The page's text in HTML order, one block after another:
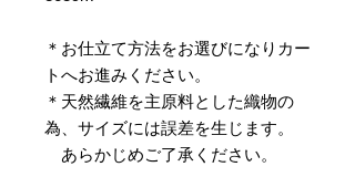
＊お仕立て方法をお選びになりカー
トへお進みください。
＊天然繊維を主原料とした織物の
為、サイズには誤差を生じます。
あらかじめご了承ください。